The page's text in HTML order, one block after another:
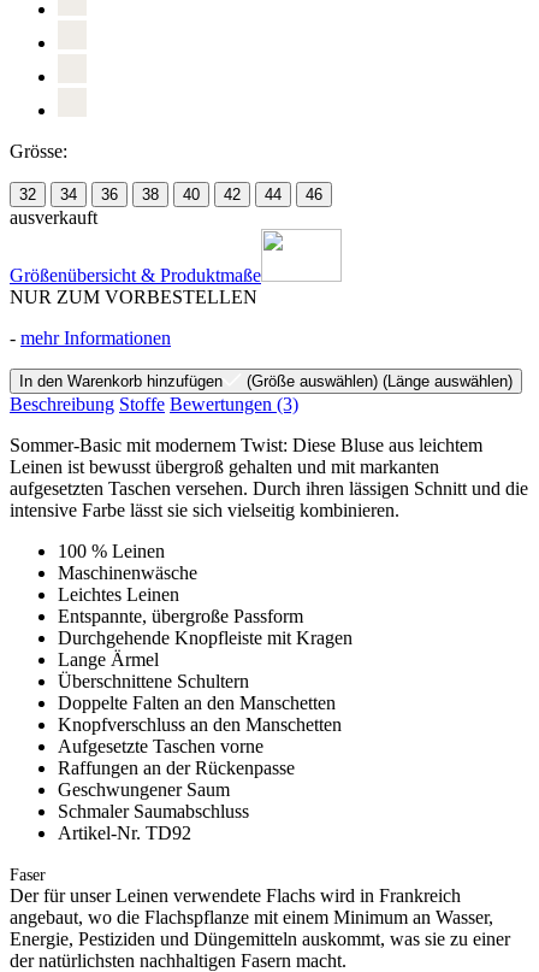
Grösse:
32 34 36 38 40 42 44 46
ausverkauft
Größenübersicht & Produktmaße
NUR ZUM VORBESTELLEN
- mehr Informationen
In den Warenkorb hinzufügen (Größe auswählen) (Länge auswählen)
Beschreibung Stoffe Bewertungen (3)
Sommer-Basic mit modernem Twist: Diese Bluse aus leichtem
Leinen ist bewusst übergroß gehalten und mit markanten
aufgesetzten Taschen versehen. Durch ihren lässigen Schnitt und die
intensive Farbe lässt sie sich vielseitig kombinieren.
100 % Leinen
Maschinenwäsche
Leichtes Leinen
Entspannte, übergroße Passform
Durchgehende Knopfleiste mit Kragen
Lange Ärmel
Überschnittene Schultern
Doppelte Falten an den Manschetten
Knopfverschluss an den Manschetten
Aufgesetzte Taschen vorne
Raffungen an der Rückenpasse
Geschwungener Saum
Schmaler Saumabschluss
Artikel-Nr. TD92
Faser
Der für unser Leinen verwendete Flachs wird in Frankreich
angebaut, wo die Flachspflanze mit einem Minimum an Wasser,
Energie, Pestiziden und Düngemitteln auskommt, was sie zu einer
der natürlichsten nachhaltigen Fasern macht.